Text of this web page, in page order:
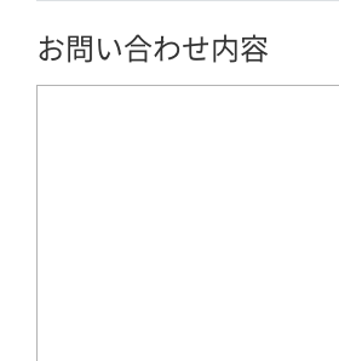
お問い合わせ内容